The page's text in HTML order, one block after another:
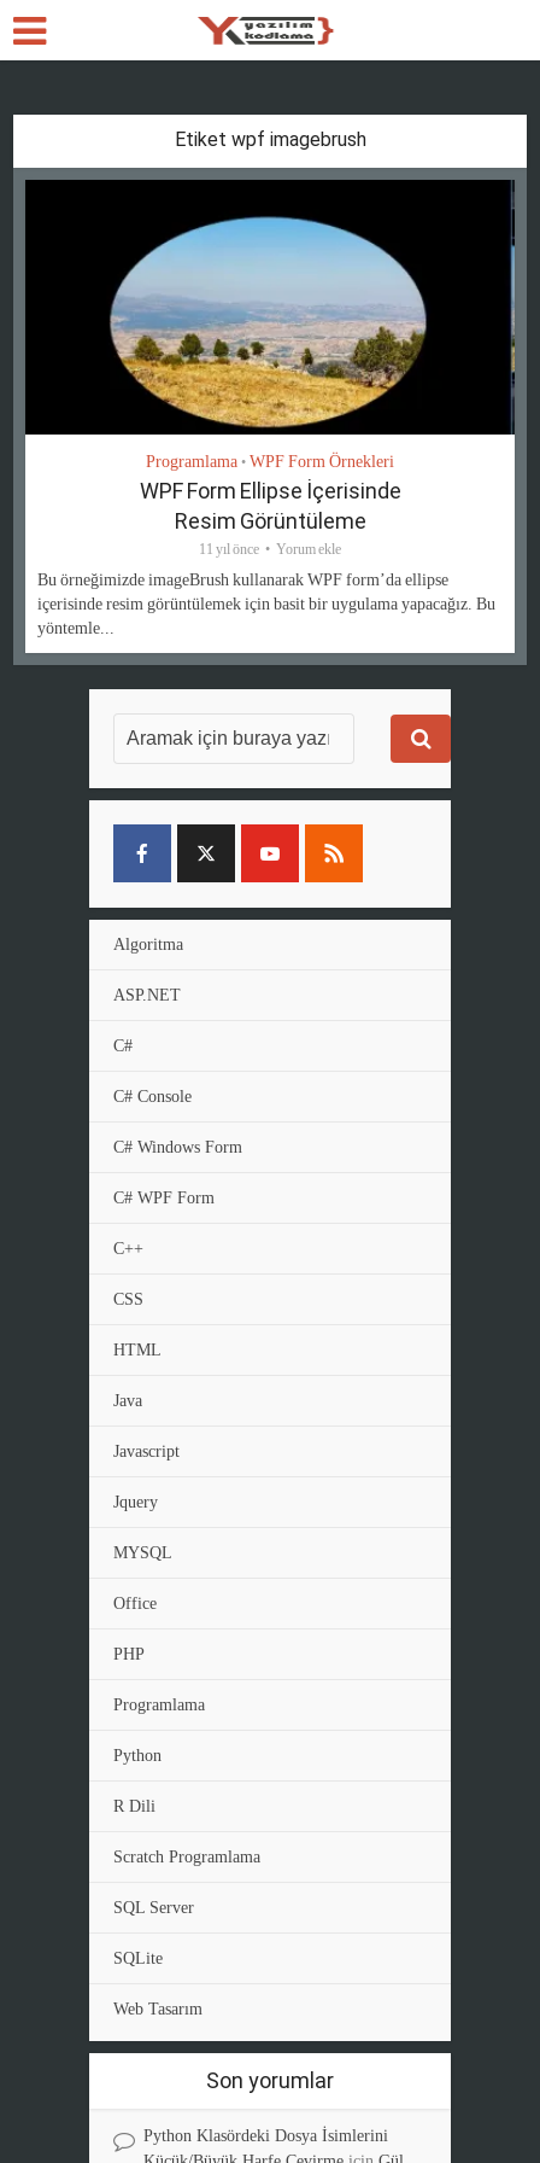
Etiket wpf imagebrush
Programlama • WPF Form Örnekleri
WPF Form Ellipse İçerisinde
Resim Görüntüleme
11 yıl önce Yorum ekle
Bu örneğimizde imageBrush kullanarak WPF form’da ellipse
içerisinde resim görüntülemek için basit bir uygulama yapacağız. Bu
yöntemle...
Algoritma
ASP.NET
C#
C# Console
C# Windows Form
C# WPF Form
C++
CSS
HTML
Java
Javascript
Jquery
MYSQL
Office
PHP
Programlama
Python
R Dili
Scratch Programlama
SQL Server
SQLite
Web Tasarım
Son yorumlar
Python Klasördeki Dosya İsimlerini